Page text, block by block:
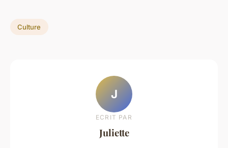
Culture
J
ECRIT PAR
Juliette